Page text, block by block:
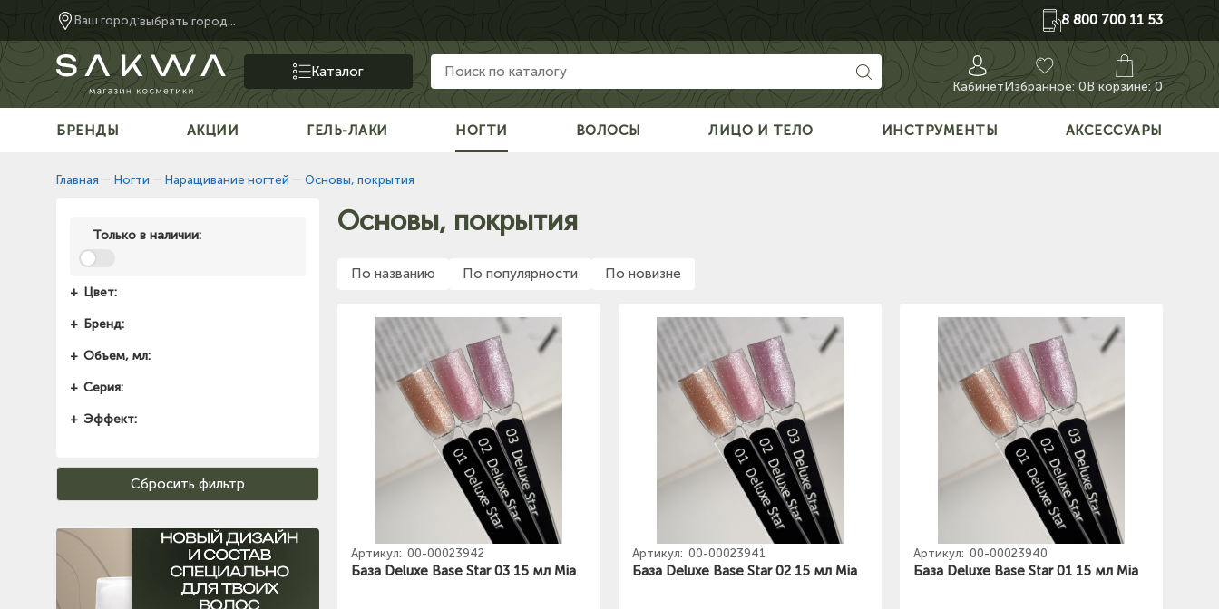
Ваш город:выбрать город... 8 800 700 11 53
Каталог
КабинетИзбранное:0В корзине: 0
БРЕНДЫ АКЦИИ ГЕЛЬ-ЛАКИ НОГТИ ВОЛОСЫ ЛИЦО И ТЕЛО ИНСТРУМЕНТЫ АКСЕССУАРЫ
Главная Ногти Наращивание ногтей Основы, покрытия
Только в наличии:
Цвет:
Бренд:
Объем, мл:
Серия:
Эффект:
Основы, покрытия
По названию По популярности По новизне
Артикул: 00-00023942
База Deluxe Base Star 03 15 мл Mia
Артикул: 00-00023941
База Deluxe Base Star 02 15 мл Mia
Артикул: 00-00023940
База Deluxe Base Star 01 15 мл Mia